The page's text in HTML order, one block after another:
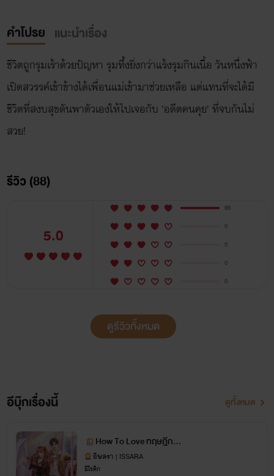
คำโปรย แนะนำเรื่อง
ชีวิตถูกรุมเร้าด้วยปัญหา รุมทึ้งยิ่งกว่าแร้งรุมกินเนื้อ วันหนึ่งฟ้า
เปิดสวรรค์เข้าข้างได้เพื่อนแม่เข้ามาช่วยเหลือ แต่แทนที่จะได้มี
ชีวิตที่สงบสุขดันพาตัวเองให้ไปเจอกับ 'อดีตคนคุย' ที่จบกันไม่
สวย!
รีวิว (88)
5.0
88
0
0
0
0
ดูรีวิวทั้งหมด
อีบุ๊กเรื่องนี้ ดูทั้งหมด
How To Love ทฤษฎีกลับ
รัก
อิษสรา | ISSARA
อีโรติก